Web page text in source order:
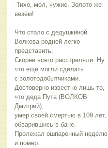
-Тихо, мол, чужие. Золото же
везём!
Что стало с дедушкиной
Волкова родней легко
представить.
Скорее всего расстреляли. Ну
что еще могли сделать
с золотодобытчиками.
Достоверно известно лишь то,
что деда Пута (ВОЛКОВ
Дмитрий),
умер своей смертью в 109 лет,
обварившись в бане.
Пролежал ошпаренный неделю
и помер.